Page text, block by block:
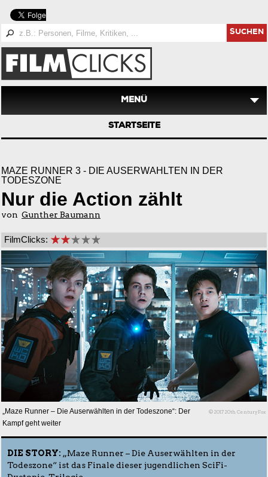
SUCHEN
MENÜ
STARTSEITE
MAZE RUNNER 3 - DIE AUSERWÄHLTEN IN DER
TODESZONE
Nur die Action zählt
von Gunther Baumann
FilmClicks:
„Maze Runner – Die Auserwählten in der Todeszone“: Der
Kampf geht weiter
© 2017 20th CenturyFox
DIE STORY: „Maze Runner – Die Auserwählten in der
Todeszone“ ist das Finale dieser jugendlichen SciFi-